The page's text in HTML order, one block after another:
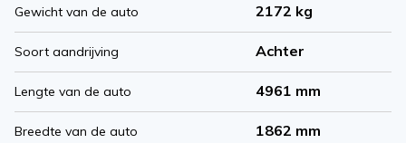
Gewicht van de auto 2172 kg
Soort aandrijving Achter
Lengte van de auto 4961 mm
Breedte van de auto 1862 mm